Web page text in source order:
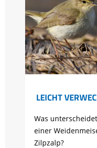
LEICHT
Was
einer
Zilpzalp?